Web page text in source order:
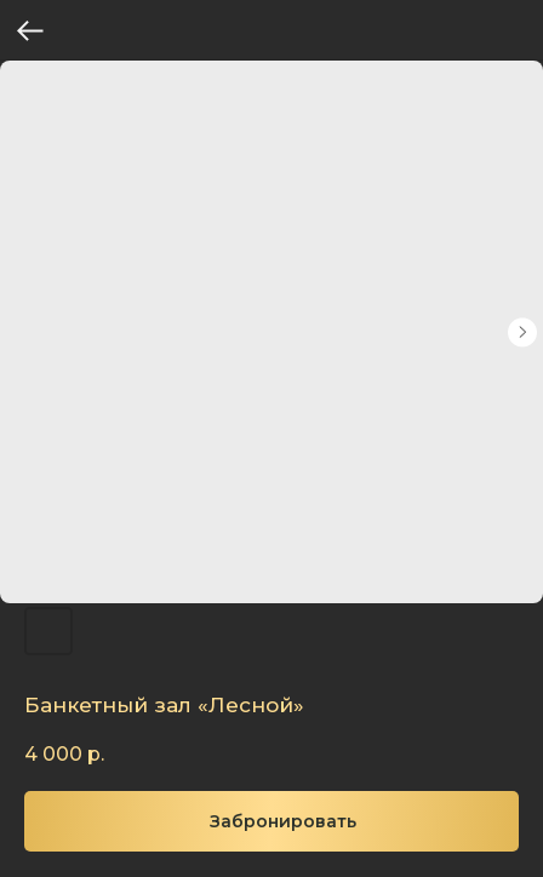
Банкетный зал «Лесной»
4 000 р.
Забронировать